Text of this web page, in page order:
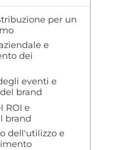
per un
e
dei
eventi e
brand
ROI e
brand
dell'utilizzo e